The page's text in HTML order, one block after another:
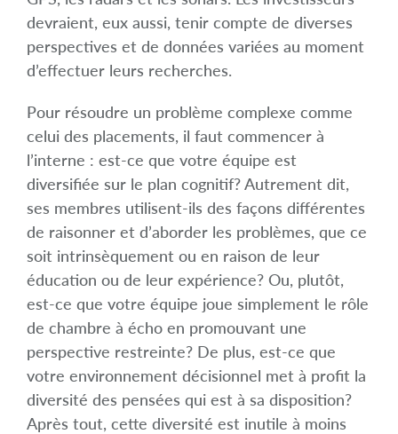
devraient, eux aussi, tenir compte de diverses
perspectives et de données variées au moment
d’effectuer leurs recherches.
Pour résoudre un problème complexe comme
celui des placements, il faut commencer à
l’interne : est-ce que votre équipe est
diversifiée sur le plan cognitif? Autrement dit,
ses membres utilisent-ils des façons différentes
de raisonner et d’aborder les problèmes, que ce
soit intrinsèquement ou en raison de leur
éducation ou de leur expérience? Ou, plutôt,
est-ce que votre équipe joue simplement le rôle
de chambre à écho en promouvant une
perspective restreinte? De plus, est-ce que
votre environnement décisionnel met à profit la
diversité des pensées qui est à sa disposition?
Après tout, cette diversité est inutile à moins